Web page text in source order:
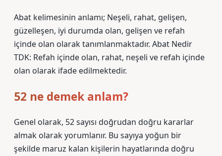
Abat kelimesinin anlamı; Neşeli, rahat, gelişen,
güzelleşen, iyi durumda olan, gelişen ve refah
içinde olan olarak tanımlanmaktadır. Abat Nedir
TDK: Refah içinde olan, rahat, neşeli ve refah içinde
olan olarak ifade edilmektedir.
52 ne demek anlam?
Genel olarak, 52 sayısı doğrudan doğru kararlar
almak olarak yorumlanır. Bu sayıya yoğun bir
şekilde maruz kalan kişilerin hayatlarında doğru